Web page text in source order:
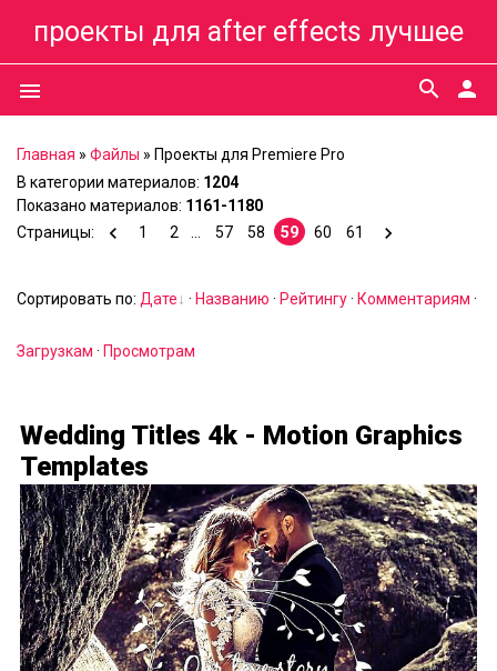
проекты для after effects лучшее
menu person
search
Главная » Файлы » Проекты для Premiere Pro
В категории материалов: 1204
Показано материалов: 1161-1180
Страницы: 1 2 57 58 59 60 61
Сортировать по: Дате · Названию · Рейтингу· Комментариям ·
Загрузкам · Просмотрам
Wedding Titles 4k - Motion Graphics
Templates